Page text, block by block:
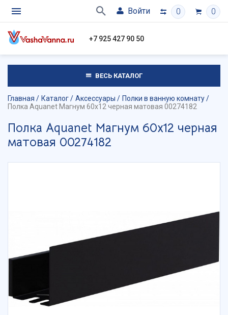
Войти 0 0
+7 925 427 90 50
ВЕСЬ КАТАЛОГ
Главная Каталог Аксессуары
Полки в ванную комнату
Полка Aquanet Магнум 60x12 черная матовая 00274182
Полка Aquanet Магнум 60x12 черная
матовая 00274182